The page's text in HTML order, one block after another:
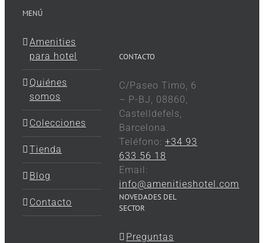
MENÚ
Amenities
para hotel
Quiénes
somos
Colecciones
Tienda
Blog
Contacto
CONTACTO
C/Paseo Timo, 6
– P-BJ, 08860,
Castelldefels,
Barcelona.
Teléfono: +34 93
633 56 18
Email:
info@amenitieshotel.com
NOVEDADES DEL
SECTOR
Preguntas